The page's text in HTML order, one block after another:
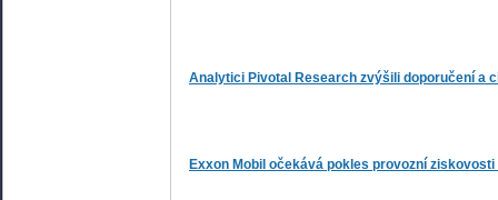
Analytici Pivotal Research zvýšili doporučení a
Exxon Mobil očekává pokles provozní ziskovosti